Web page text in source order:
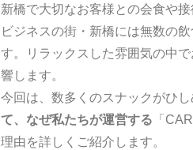
新橋で大切なお客様との会食や
ビジネスの街・新橋には無数の
す。リラックスした雰囲気の中
響します。
今回は、数多くのスナックがひ
て、なぜ私たちが運営する 「
理由を詳しくご紹介します。